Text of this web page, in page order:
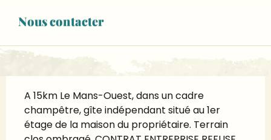
Nous contacter
www.gites-de-france-sarthe.com
Description
A 15km Le Mans-Ouest, dans un cadre
champêtre, gîte indépendant situé au 1er
étage de la maison du propriétaire. Terrain